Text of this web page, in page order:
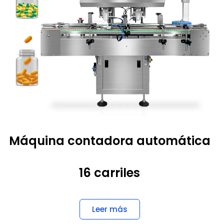
Máquina contadora automática
16 carriles
Leer más